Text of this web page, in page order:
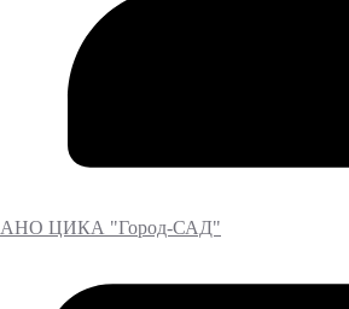
АНО ЦИКА "Город-САД"